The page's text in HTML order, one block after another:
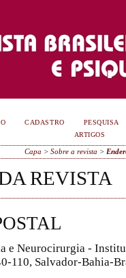
CADASTRO
PESQUISA
ARTIGOS
Capa >Sobre a revista >
REVISTA
e Neurocirurgia -
110, Salvador-Bahia-